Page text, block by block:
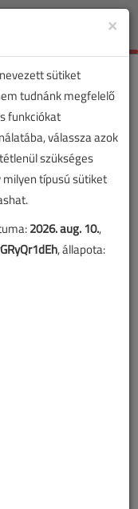
Toggle
január-
hozzáférést kap a
letöltheti a
fizetést követően
A
×
sütiket
tudnánk megfelelő
funkciókat
válassza azok
szükséges
milyen típusú sütiket
2026. aug. 10.,
, állapota: